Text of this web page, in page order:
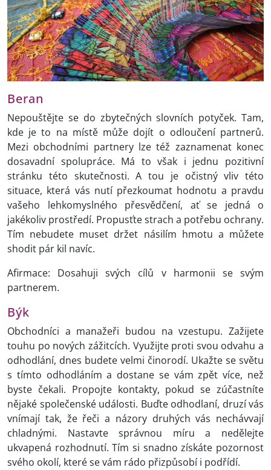
Beran
Nepouštějte se do zbytečných slovních potyček. Tam,
kde je to na místě může dojít o odloučení partnerů.
Mezi obchodními partnery lze též zaznamenat konec
dosavadní spolupráce. Má to však i jednu pozitivní
stránku této skutečnosti. A tou je očistný vliv této
situace, která vás nutí přezkoumat hodnotu a pravdu
vašeho lehkomyslného přesvědčení, ať se jedná o
jakékoliv prostředí. Propusťte strach a potřebu ochrany.
Tím nebudete muset držet násilím hmotu a můžete
shodit pár kil navíc.
Afirmace: Dosahuji svých cílů v harmonii se svým
partnerem.
Býk
Obchodníci a manažeři budou na vzestupu. Zažijete
touhu po nových zážitcích. Využijte proti svou odvahu a
odhodlání, dnes budete velmi činorodí. Ukažte se světu
s tímto odhodláním a dostane se vám zpět více, než
byste čekali. Propojte kontakty, pokud se zúčastníte
nějaké společenské události. Buďte odhodlaní, druzí vás
vnímají tak, že řeči a názory druhých vás nechávvají
chladnými. Nastavte správnou míru a nedělejte
ukvapená rozhodnutí. Tím si snadno získáte pozornost
svého okolí, které se vám rádo přizpůsobí i podřídí.